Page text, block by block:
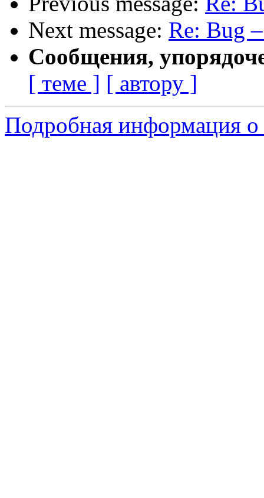
Next message: Re: Bug
Сообщения,
[ теме ] [ автору ]
Подробная информация